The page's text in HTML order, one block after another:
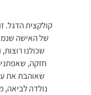
קולקצית הדגל.
של האישה
שכולנו
חזקה,
שאוהבת את
נולדה